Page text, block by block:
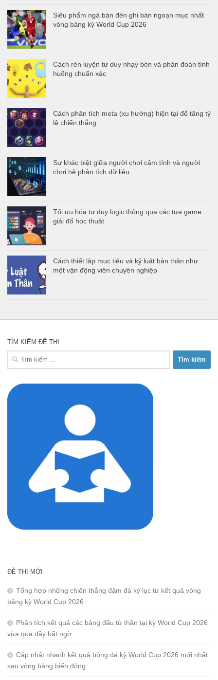
Siêu phẩm ngả bàn đèn ghi bàn ngoạn mục nhất
vòng bảng kỳ World Cup 2026
Cách rèn luyện tư duy nhạy bén và phán đoán tình
huống chuẩn xác
Cách phân tích meta (xu hướng) hiện tại để tăng tỷ
lệ chiến thắng
Sự khác biệt giữa người chơi cảm tính và người
chơi hệ phân tích dữ liệu
Tối ưu hóa tư duy logic thông qua các tựa game
giải đố học thuật
Cách thiết lập mục tiêu và kỷ luật bản thân như
một vận động viên chuyên nghiệp
TÌM KIẾM ĐỀ THI
Tìm
ĐỀ THI MỚI
Tổng hợp những chiến thắng đậm đà kỷ lục từ kết quả vòng
bảng kỳ World Cup 2026
Phân tích kết quả các bảng đấu tử thần tại kỳ World Cup 2026
vừa qua đầy bất ngờ
Cập nhật nhanh kết quả bóng đá kỳ World Cup 2026 mới nhất
sau vòng bảng biến động